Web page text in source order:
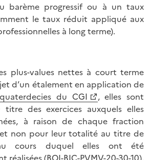
barème progressif ou à un taux
le taux réduit appliqué aux
à long terme).
plus-values nettes à court terme
d’un étalement en application de
du CGI
, elles sont
titre des exercices auxquels elles
à raison de chaque fraction
non pour leur totalité au titre de
au cours duquel elles ont été